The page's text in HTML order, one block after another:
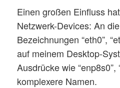
Einen großen Einfluss
Netzwerk-Devices: An
Bezeichnungen “eth0”,
auf meinem Desktop-
Ausdrücke wie “enp8s0”,
komplexere Namen.